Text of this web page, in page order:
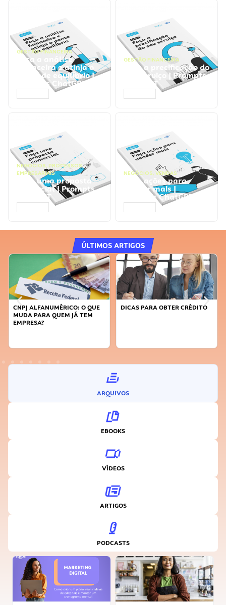
GESTÃO FINANCEIRA
Faça a análise
financeira e atinja o
ponto de equilíbrio |
Prompts ChatGPT
GESTÃO FINANCEIRA
Faça a precificação do
seu serviço | Prompts
ChatGPT
NEGÓCIOS, PROCESSOS
EMPRESARIAIS
Faça uma proposta
comercial | Prompts
ChatGPT
NEGÓCIOS, VENDAS
Faça ações para
vender mais |
Prompts ChatGPT
ÚLTIMOS ARTIGOS
DICAS PARA OBTER CRÉDITO
FAÇA A DIFERENÇA: SEJA
ARQUIVOS
EBOOKS
VÍDEOS
ARTIGOS
PODCASTS